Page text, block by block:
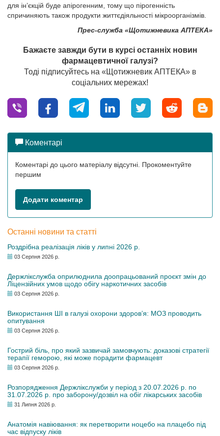
для ін’єкцій буде апірогенним, тому що пірогенність
спричиняють також продукти життєдіяльності мікроорганізмів.
Прес-служба «Щотижневика АПТЕКА»
Бажаєте завжди бути в курсі останніх новин
фармацевтичної галузі?
Тоді підписуйтесь на «Щотижневик АПТЕКА» в
соціальних мережах!
Коментарі
Коментарі до цього матеріалу відсутні. Прокоментуйте
першим
Додати коментар
Останні новини та статті
Роздрібна реалізація ліків у липні 2026 р.
03 Серпня 2026 р.
Держлікслужба оприлюднила доопрацьований проєкт змін до
Ліцензійних умов щодо обігу наркотичних засобів
03 Серпня 2026 р.
Використання ШІ в галузі охорони здоров’я: МОЗ проводить
опитування
03 Серпня 2026 р.
Гострий біль, про який зазвичай замовчують: доказові стратегії
терапії геморою, які може порадити фармацевт
03 Серпня 2026 р.
Розпорядження Держлікслужби у період з 20.07.2026 р. по
31.07.2026 р. про заборону/дозвіл на обіг лікарських засобів
31 Липня 2026 р.
Анатомія навіювання: як перетворити ноцебо на плацебо під
час відпуску ліків